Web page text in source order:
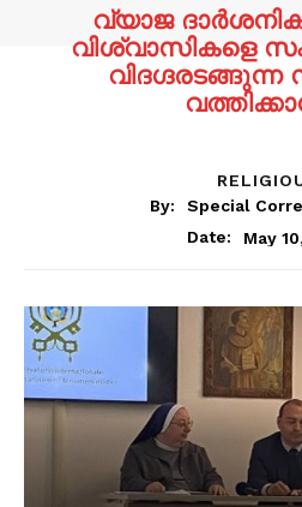
വ്യാജ
വിശ്വാസികളെ
വിദഗ്ദരടങ്ങുന്ന
By:
Special
Date:
May